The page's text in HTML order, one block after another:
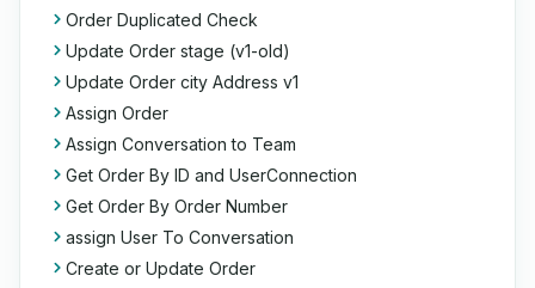
Order Duplicated Check
Update Order stage (v1-old)
Update Order city Address v1
Assign Order
Assign Conversation to Team
Get Order By ID and UserConnection
Get Order By Order Number
assign User To Conversation
Create or Update Order